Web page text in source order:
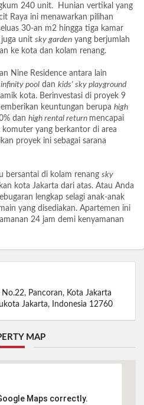
240 unit. Hunian vertikal yang
Raya ini menawarkan pilihan
30-an m2 hingga tiga kamar
unit sky garden yang berjumlah
ke kota dan kolam renang.
Nine Residence antara lain
pool dan kids' sky playground
kota. Berinvestasi di proyek 9
keuntungan berupa high
dan high rental return mencapai
yang berkantor di area
proyek ini sebagai sarana
bersantai di kolam renang sky
kota Jakarta dari atas. Atau Anda
lengkap selagi anak-anak
yang disediakan. Apartemen ini
24 jam demi kenyamanan
Pancoran, Kota Jakarta
Jakarta, Indonesia 12760
MAP
Maps correctly.